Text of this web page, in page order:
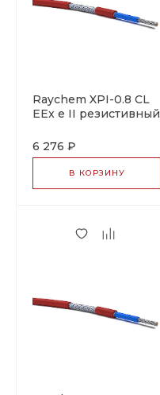
Raychem XPI-0.8 CL
EEx e II резистивный
6 276 ₽
В КОРЗИНУ